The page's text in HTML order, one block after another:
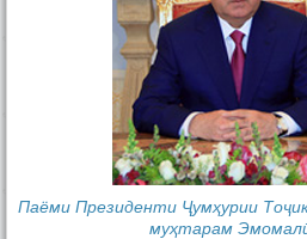
Паёми Президенти Ҷумҳурии
муҳтарам